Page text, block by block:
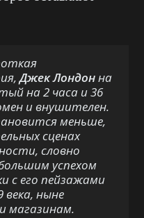
Джек Лондонна
на 2 часа и 36
и внушителен.
меньше,
сценах
словно
успехом
с его пейзажами
века, ныне
магазинам.